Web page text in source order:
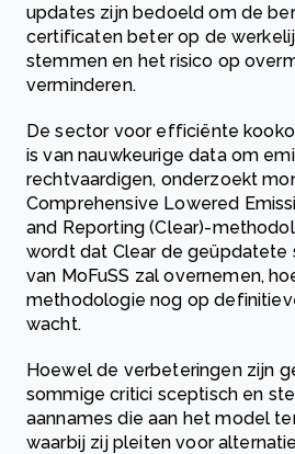
updates zijn bedoeld om de
certificaten beter op de
stemmen en het risico op
verminderen.
De sector voor efficiënte
is van nauwkeurige data om
rechtvaardigen, onderzoekt
Comprehensive Lowered
and Reporting (Clear)-
wordt dat Clear de geüpdatete
van MoFuSS zal overnemen,
methodologie nog op
wacht.
Hoewel de verbeteringen zijn
sommige critici sceptisch en
aannames die aan het model
waarbij zij pleiten voor